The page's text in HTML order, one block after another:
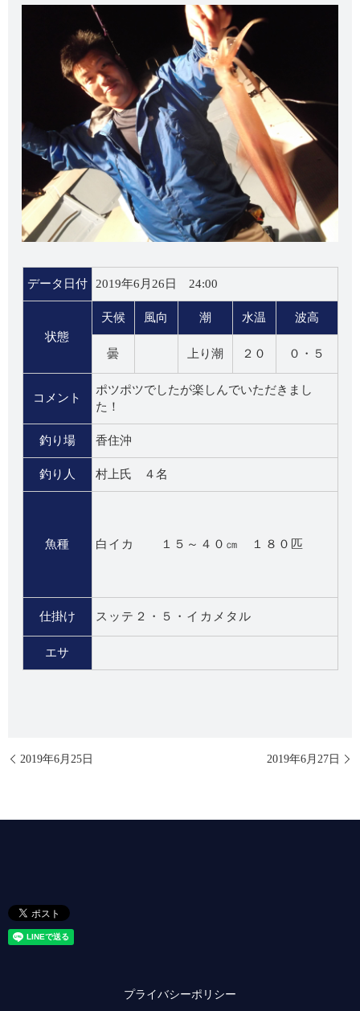
データ日付 2019年6月26日 24:00
状態
天候 風向 潮 水温 波高
曇 上り潮 ２０ ０・５
コメント
ポツポツでしたが楽しんでいただきまし
た！
釣り場 香住沖
釣り人 村上氏 ４名
魚種 白イカ １５～４０㎝ １８０匹
仕掛け スッテ２・５・イカメタル
エサ
2019年6月25日 2019年6月27日
プライバシーポリシー